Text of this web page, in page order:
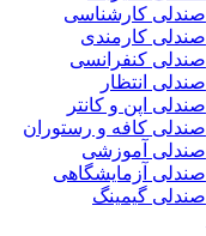
صندلی کارشناسی
صندلی کارمندی
صندلی کنفرانسی
صندلی انتظار
صندلی اپن و کانتر
صندلی کافه و رستوران
صندلی آموزشی
صندلی آزمایشگاهی
صندلی گیمینگ